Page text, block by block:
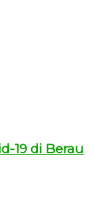
19 di Berau